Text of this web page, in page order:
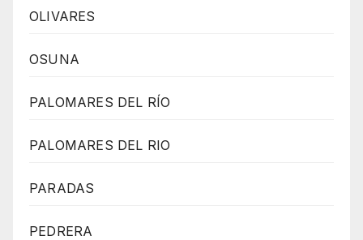
OLIVARES
OSUNA
PALOMARES DEL RÍO
PALOMARES DEL RIO
PARADAS
PEDRERA